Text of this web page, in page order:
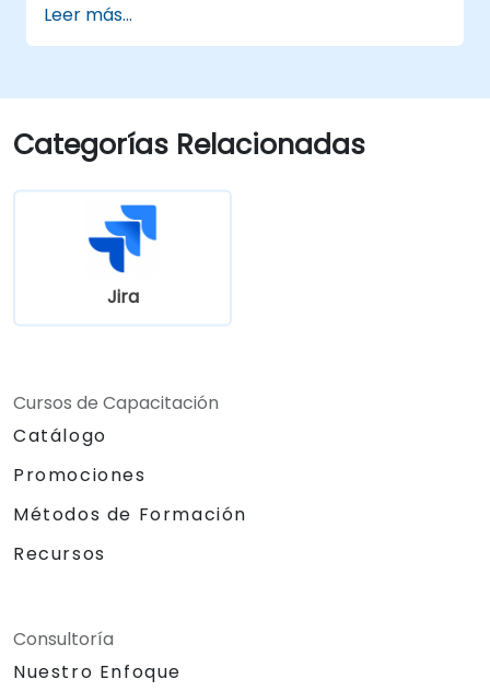
Leer más...
Categorías Relacionadas
Jira
Cursos de Capacitación
Catálogo
Promociones
Métodos de Formación
Recursos
Consultoría
Nuestro Enfoque